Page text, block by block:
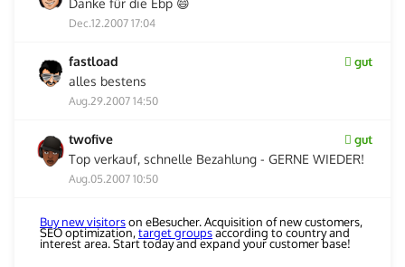
Danke für die Ebp 😄
Dec.12.2007 17:04
fastload gut
alles bestens
Aug.29.2007 14:50
twofive gut
Top verkauf, schnelle Bezahlung - GERNE WIEDER!
Aug.05.2007 10:50
Buy new visitorson eBesucher. Acquisition of new customers,
SEO optimization,target groupsaccording to country and
interest area. Start today and expand your customer base!